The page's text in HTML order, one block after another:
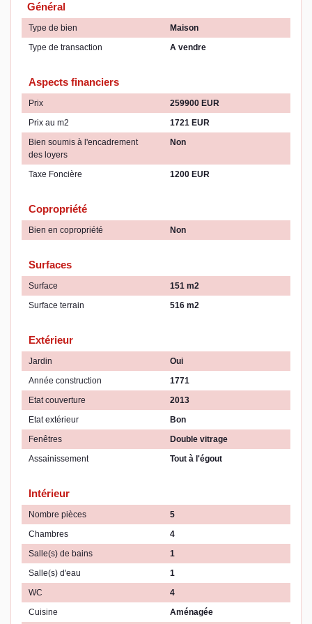
Général
Type de bien
Maison
Type de transaction
A vendre
Aspects financiers
Prix
259900 EUR
Prix au m2
1721 EUR
Bien soumis à l'encadrement
des loyers
Non
Taxe Foncière 1200 EUR
Copropriété
Bien en copropriété Non
Surfaces
Surface
151 m2
Surface terrain
516 m2
Extérieur
Jardin
Oui
Année construction
1771
Etat couverture
2013
Etat extérieur
Bon
Fenêtres
Double vitrage
Assainissement
Tout à l'égout
Intérieur
Nombre pièces
5
Chambres
4
Salle(s) de bains
1
Salle(s) d'eau
1
WC
4
Cuisine
Aménagée